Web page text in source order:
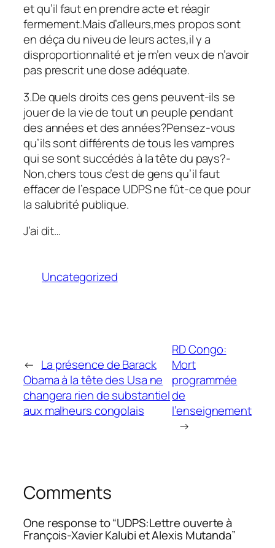
et qu’il faut en prendre acte et réagir
fermement.Mais d’alleurs,mes propos sont
en déça du niveu de leurs actes,il y a
disproportionnalité et je m’en veux de n’avoir
pas prescrit une dose adéquate.
3.De quels droits ces gens peuvent-ils se
jouer de la vie de tout un peuple pendant
des années et des années?Pensez-vous
qu’ils sont différents de tous les vampres
qui se sont succédés à la tête du pays?-
Non,chers tous c’est de gens qu’il faut
effacer de l’espace UDPS ne fût-ce que pour
la salubrité publique.
J’ai dit…
Uncategorized
← La présence de Barack
Obama à la tête des Usa ne
changera rien de substantiel
aux malheurs congolais
RD Congo:
Mort
programmée
de
l’enseignement
→
Comments
One response to “UDPS:Lettre ouverte à
François-Xavier Kalubi et Alexis Mutanda”